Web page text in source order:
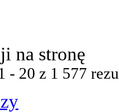
na stronę
- 20 z 1 577